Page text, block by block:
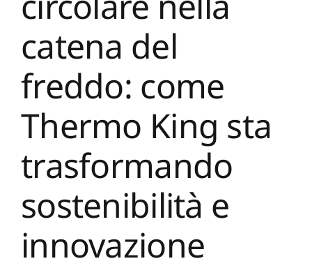
Settori
Servizi
News
catena del
freddo: come
Thermo King sta
trasformando
sostenibilità e
innovazione